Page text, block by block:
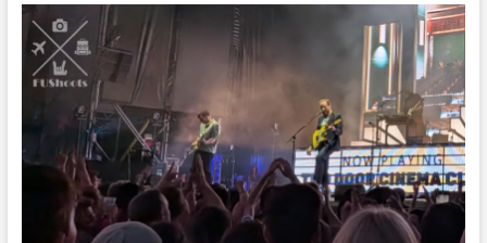
King
Crimson
en
Noches
del
Botánico.